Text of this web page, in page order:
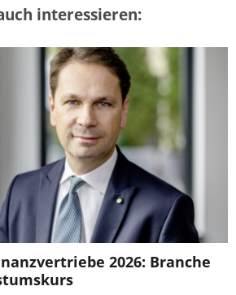
interessieren:
2026: Branche